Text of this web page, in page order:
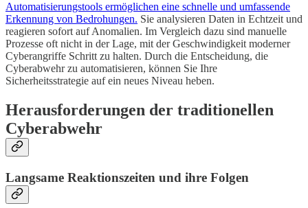
Automatisierungstools ermöglichen eine schnelle und umfassende
Erkennung von Bedrohungen. Sie analysieren Daten in Echtzeit und
reagieren sofort auf Anomalien. Im Vergleich dazu sind manuelle
Prozesse oft nicht in der Lage, mit der Geschwindigkeit moderner
Cyberangriffe Schritt zu halten. Durch die Entscheidung, die
Cyberabwehr zu automatisieren, können Sie Ihre
Sicherheitsstrategie auf ein neues Niveau heben.
Herausforderungen der traditionellen
Cyberabwehr
Langsame Reaktionszeiten und ihre Folgen